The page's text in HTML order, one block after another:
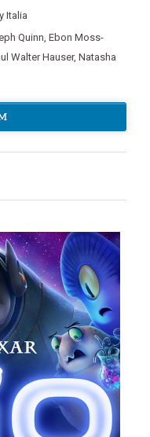
Italia
Quinn Ebon Moss-
Walter Hauser, Natasha